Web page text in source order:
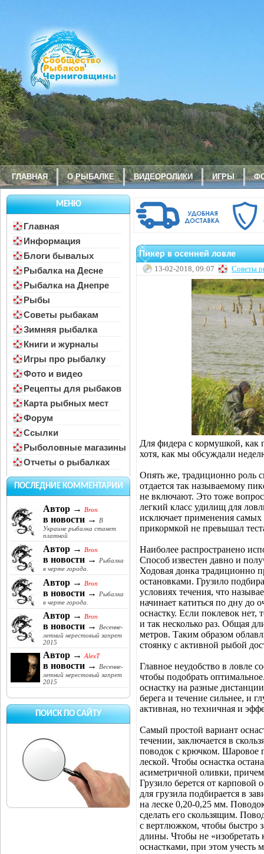
ГЛАВНАЯ О РЫБАЛКЕ ВИДЕОРОЛИКИ ИГРЫ
МЕНЮ
Главная
Информация
Блоги бывалых
Рыбалка на Десне
Рыбалка на Днепре
Рыбы
Советы рыбакам
Зимняя рыбалка
Книги и журналы
Игры про рыбалку
Фото и видео
Рецепты для рыбаков
Карта рыбных мест
Форум
Ссылки
Рыболовные магазины
Отчеты о рыбалках
ПОСЛЕДНИЕ КОММЕНТАРИИ
Автор → Bron
в новости →
В
Украине рыбалка станет
платной
Автор → Bron
в новости →
Рыбалка
в черте города.
Автор → Bron
в новости →
Рыбалка
в черте города.
Автор → Bron
в новости →
Весенне-
летний нерестовый запрет
2015
Автор → AlexT
в новости →
Весенне-
летний нерестовый запрет
2015
ПОИСК ПО САЙТУ
Пикер в осенней ловле
13-02-2018, 09:07 Советы
Для фидера с кормушкой, как
хотя, как мы обсуждали
Опять же, традиционно роль
отдается так называемому
не включают. Это тоже
легкий класс удилищ для
исключает применения
прикормкой не превышал
Наиболее распространено
Способ известен давно и
Ходовая донка традиционно
остановками. Грузило
условиях течения, что
начинает катиться по дну до
оснастку. Если поклевок нет,
и так несколько раз. Общая
метров. Таким образом
стоянку с активной рыбой
Главное неудобство в ловле
чтобы подобрать
оснастку на разные
берега и течение сильнее, и
активная, но техничная и
Самый простой вариант
течении, заключается в
поводок с крючком. Шаровое
леской. Чтобы оснастка
асиметричной оливки,
Грузило берется от карповой
для грузила подбирается в
на леске 0,20-0,25 мм.
сделать его скользящим.
с вертлюжком, чтобы быстро
длины. Чтобы не
оснастками, при этом учесть